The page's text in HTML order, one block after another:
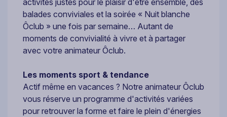
balades conviviales et la soirée « Nuit blanche
Ôclub » une fois par semaine… Autant de
moments de convivialité à vivre et à partager
avec votre animateur Ôclub.
Les moments sport & tendance
Actif même en vacances ? Notre animateur Ôclub
vous réserve un programme d'activités variées
pour retrouver la forme et faire le plein d'énergies